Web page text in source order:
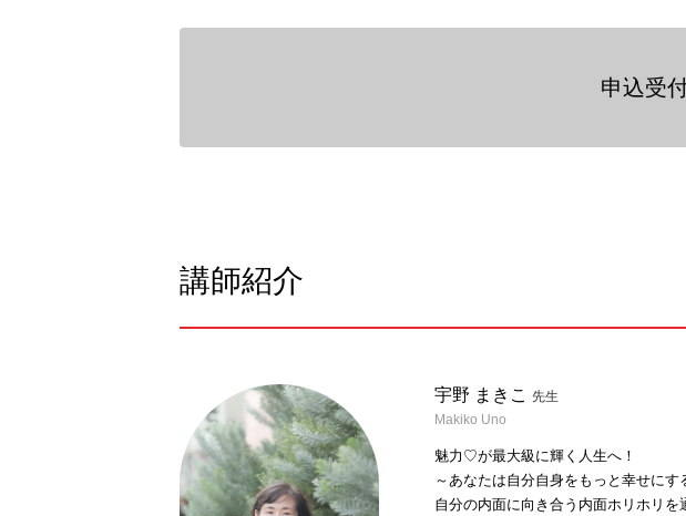
申込受
講師紹介
宇野 まきこ
先生
Makiko Uno
魅力♡が最大級に輝く人生へ！
～あなたは自分自身をもっと幸せにす
自分の内面に向き合う内面ホリホリを